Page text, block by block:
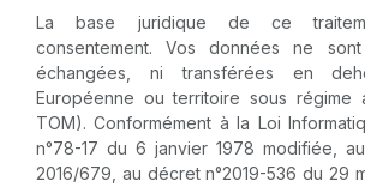
La base juridique de ce
consentement. Vos données ne
échangées, ni transférées en
Européenne ou territoire sous régime
TOM). Conformément à la Loi
n°78-17 du 6 janvier 1978 modifiée,
2016/679, au décret n°2019-536 du 29